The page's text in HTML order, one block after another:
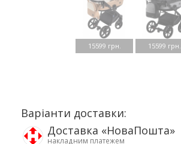
15599 грн. 15599 грн.
Варіанти доставки:
Доставка «НоваПошта»
накладним платежем